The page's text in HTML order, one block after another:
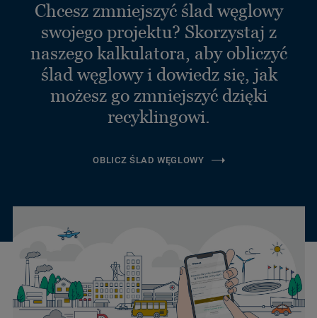
Chcesz zmniejszyć ślad węglowy
swojego projektu? Skorzystaj z
naszego kalkulatora, aby obliczyć
ślad węglowy i dowiedz się, jak
możesz go zmniejszyć dzięki
recyklingowi.
OBLICZ ŚLAD WĘGLOWY